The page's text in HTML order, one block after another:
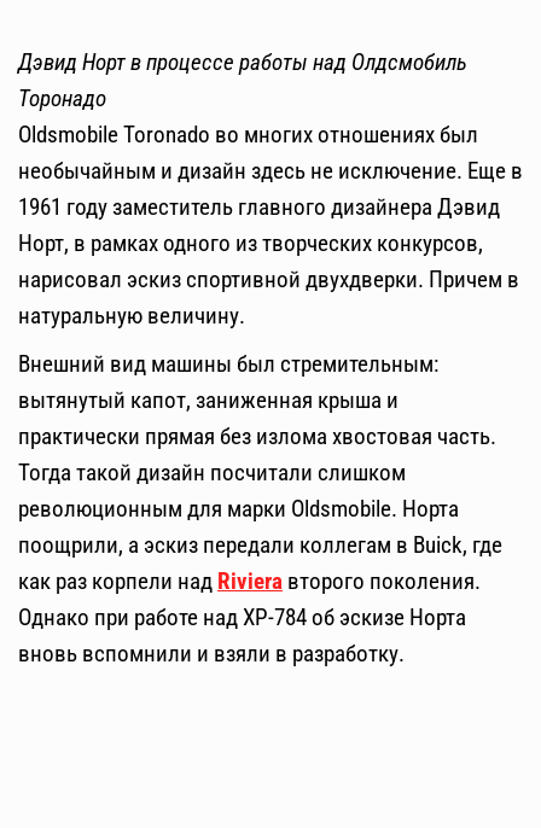
Дэвид Норт в процессе работы над Олдсмобиль
Торонадо
Oldsmobile Toronado во многих отношениях был
необычайным и дизайн здесь не исключение. Еще в
1961 году заместитель главного дизайнера Дэвид
Норт, в рамках одного из творческих конкурсов,
нарисовал эскиз спортивной двухдверки. Причем в
натуральную величину.
Внешний вид машины был стремительным:
вытянутый капот, заниженная крыша и
практически прямая без излома хвостовая часть.
Тогда такой дизайн посчитали слишком
революционным для марки Oldsmobile. Норта
поощрили, а эскиз передали коллегам в Buick, где
как раз корпели над Riviera второго поколения.
Однако при работе над XP-784 об эскизе Норта
вновь вспомнили и взяли в разработку.